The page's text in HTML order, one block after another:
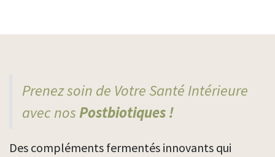
Prenez soin de Votre Santé Intérieure
avec nosPostbiotiques !
Des compléments fermentés innovants qui